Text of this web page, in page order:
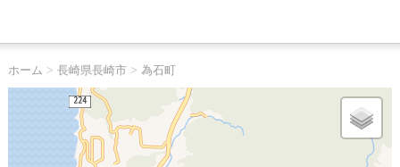
ホーム > 長崎県長崎市> 為石町